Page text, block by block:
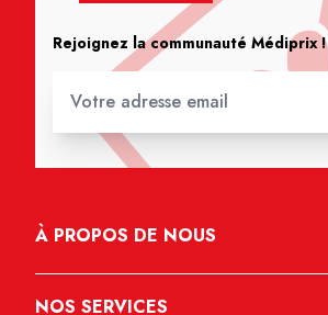
Rejoignez la communauté Médiprix !
À PROPOS DE NOUS
NOS SERVICES